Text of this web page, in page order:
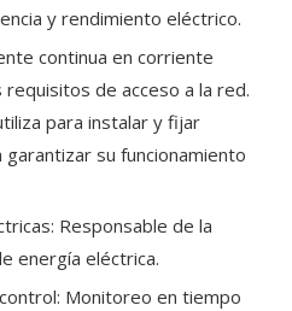
y rendimiento eléctrico.
continua en corriente
de acceso a la red.
para instalar y fijar
su funcionamiento
Responsable de la
energía eléctrica.
Monitoreo en tiempo